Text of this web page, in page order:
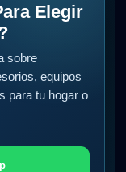
Elegir
sobre
equipos
para tu hogar o